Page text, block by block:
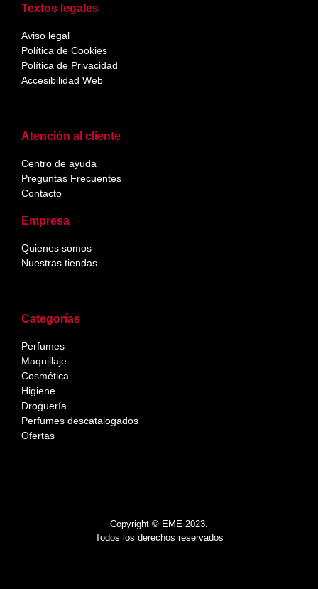
Copyright © EME 2023.
Todos los derechos reservados
Categorías
Perfumes
Maquillaje
Cosmética
Higiene
Droguería
Perfumes descatalogados
Ofertas
Atención al cliente
Centro de ayuda
Preguntas Frecuentes
Contacto
Empresa
Quienes somos
Nuestras tiendas
Textos legales
Aviso legal
Política de Cookies
Política de Privacidad
Accesibilidad Web